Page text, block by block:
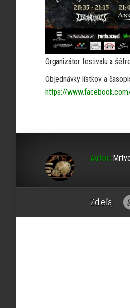
Organizátor festivalu a
Objednávky lístkov a
https://
Autor:
Zdieľaj